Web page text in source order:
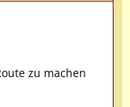
zu machen